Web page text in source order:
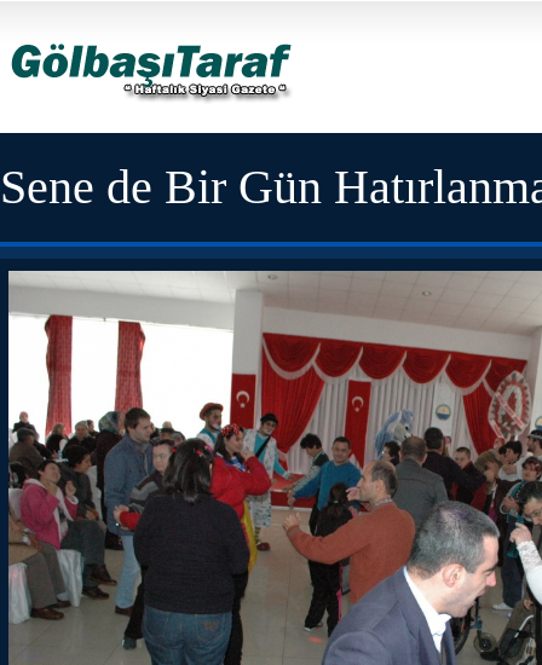
Sene de Bir Gün